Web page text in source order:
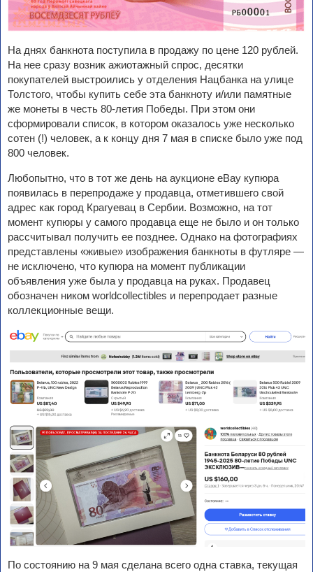
На днях банкнота поступила в продажу по цене 120 рублей.
На нее сразу возник ажиотажный спрос, десятки
покупателей выстроились у отделения Нацбанка на улице
Толстого, чтобы купить себе эта банкноту и/или памятные
же монеты в честь 80-летия Победы. При этом они
сформировали список, в котором оказалось уже несколько
сотен (!) человек, а к концу дня 7 мая в списке было уже под
800 человек.
Любопытно, что в тот же день на аукционе eBay купюра
появилась в перепродаже у продавца, отметившего свой
адрес как город Крагуевац в Сербии. Возможно, на тот
момент купюры у самого продавца еще не было и он только
рассчитывал получить ее позднее. Однако на фотографиях
представлены «живые» изображения банкноты в футляре —
не исключено, что купюра на момент публикации
объявления уже была у продавца на руках. Продавец
обозначен ником worldcollectibles и перепродает разные
коллекционные вещи.
По состоянию на 9 мая сделана всего одна ставка, текущая